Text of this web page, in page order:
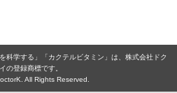
科学する」「カクテルビタミン」は、株式会社ドク
の登録商標です。
All Rights Reserved.